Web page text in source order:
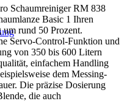
Schaumreiniger RM 838
Basic 1 Ihren
rund 50 Prozent.
Servo-Control-Funktion und
von 350 bis 600 Litern
einfachem Handling
dem Messing-
Die präzise Dosierung
die auch